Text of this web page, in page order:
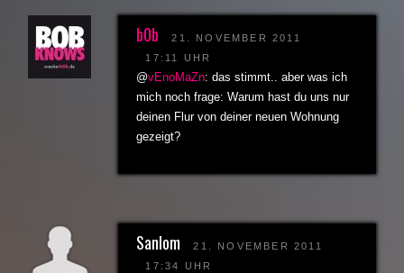
b0b
21. NOVEMBER 2011
17:11 UHR
@vEnoMaZn: das stimmt.. aber was ich
mich noch frage: Warum hast du uns nur
deinen Flur von deiner neuen Wohnung
gezeigt?
Sanlom
21. NOVEMBER 2011
17:34 UHR